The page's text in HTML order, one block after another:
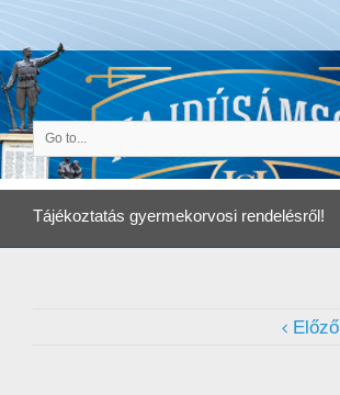
Go to...
Tájékoztatás gyermekorvosi rendelésről!
Előző